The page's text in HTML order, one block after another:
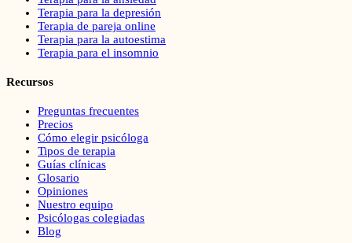
Terapia para la depresión
Terapia de pareja online
Terapia para la autoestima
Terapia para el insomnio
Recursos
Preguntas frecuentes
Precios
Cómo elegir psicóloga
Tipos de terapia
Guías clínicas
Glosario
Opiniones
Nuestro equipo
Psicólogas colegiadas
Blog